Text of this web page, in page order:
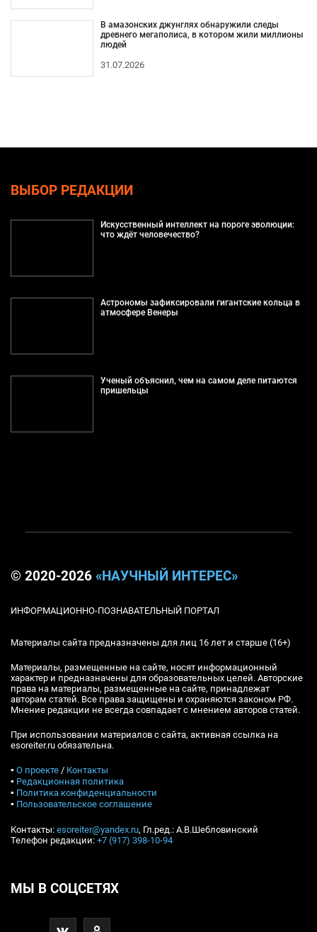
В амазонских джунглях обнаружили следы
древнего мегаполиса, в котором жили миллионы
людей
31.07.2026
ВЫБОР РЕДАКЦИИ
Искусственный интеллект на пороге эволюции:
что ждёт человечество?
Астрономы зафиксировали гигантские кольца в
атмосфере Венеры
Ученый объяснил, чем на самом деле питаются
пришельцы
© 2020-2026 «НАУЧНЫЙ ИНТЕРЕС»
ИНФОРМАЦИОННО-ПОЗНАВАТЕЛЬНЫЙ ПОРТАЛ
Материалы сайта предназначены для лиц 16 лет и старше (16+)
Материалы, размещенные на сайте, носят информационный
характер и предназначены для образовательных целей. Авторские
права на материалы, размещенные на сайте, принадлежат
авторам статей. Все права защищены и охраняются законом РФ.
Мнение редакции не всегда совпадает с мнением авторов статей.
При использовании материалов с сайта, активная ссылка на
esoreiter.ru обязательна.
▪ О проекте / Контакты
▪ Редакционная политика
▪ Политика конфиденциальности
▪ Пользовательское соглашение
Контакты: esoreiter@yandex.ru, Гл.ред.: А.В.Шебловинский
Телефон редакции: +7 (917) 398-10-94
МЫ В СОЦСЕТЯХ